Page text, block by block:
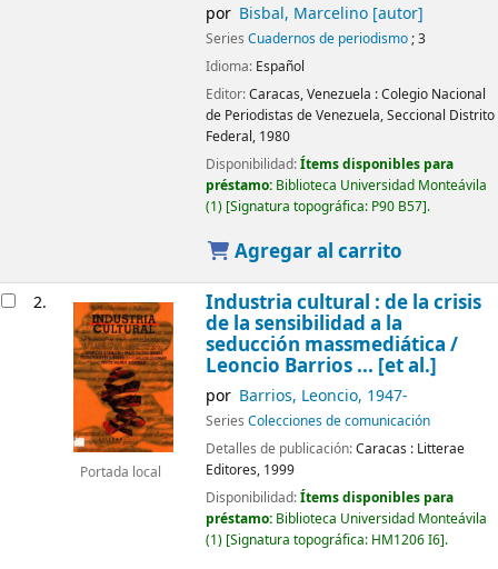
por Bisbal, Marcelino[autor]
Series Cuadernos de periodismo; 3
Idioma: Español
Editor:Caracas, Venezuela :Colegio Nacional
de Periodistas de Venezuela, Seccional Distrito
Federal, 1980
Disponibilidad:Ítems disponibles para
préstamo: Biblioteca Universidad Monteávila
(1) Signatura topográfica: P90 B57 .
Agregar al carrito
2.
Portada local
Industria cultural : de la crisis
de la sensibilidad a la
seducción massmediática /
Leoncio Barrios ... [et al.]
por Barrios, Leoncio, 1947-
Series Colecciones de comunicación
Detalles de publicación:Caracas : Litterae
Editores, 1999
Disponibilidad:Ítems disponibles para
préstamo: Biblioteca Universidad Monteávila
(1) Signatura topográfica: HM1206 I6 .